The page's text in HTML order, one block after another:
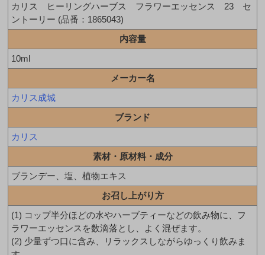
カリス ヒーリングハーブス フラワーエッセンス 23 セ
ントーリー (品番：1865043)
内容量
10ml
メーカー名
カリス成城
ブランド
カリス
素材・原材料・成分
ブランデー、塩、植物エキス
お召し上がり方
(1) コップ半分ほどの水やハーブティーなどの飲み物に、フ
ラワーエッセンスを数滴落とし、よく混ぜます。
(2) 少量ずつ口に含み、リラックスしながらゆっくり飲みま